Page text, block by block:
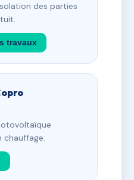
des parties
travaux